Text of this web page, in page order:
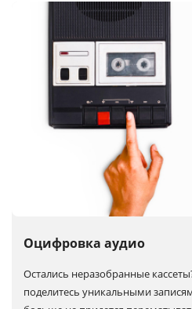
Оцифровка аудио
Остались неразобранные
поделитесь уникальными